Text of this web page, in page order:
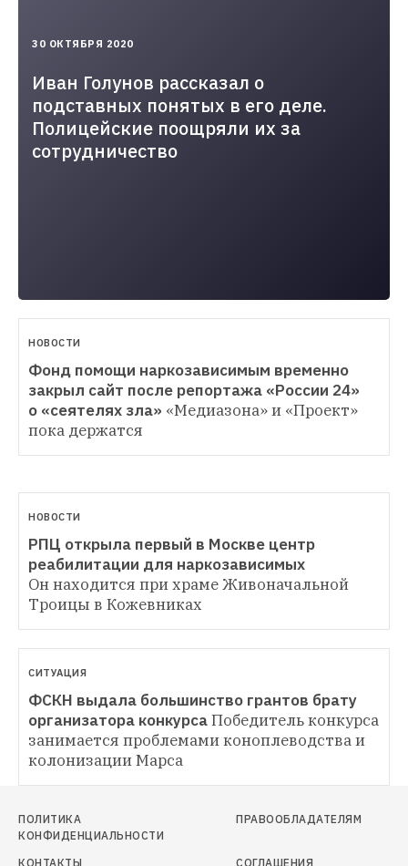
2020-
30T16:53:17.000+03:00
30 ОКТЯБРЯ 2020
Иван Голунов рассказал о
подставных понятых в его деле.
Полицейские поощряли их за
сотрудничество
НОВОСТИ
Фонд помощи наркозависимым временно
закрыл сайт после репортажа «России 24»
о «сеятелях зла» «Медиазона» и «Проект»
пока держатся
НОВОСТИ
РПЦ открыла первый в Москве центр
реабилитации для наркозависимых
Он находится при храме Живоначальной
Троицы в Кожевниках
СИТУАЦИЯ
ФСКН выдала большинство грантов брату
организатора конкурсаПобедитель конкурса
занимается проблемами коноплеводства и
колонизации Марса
ПОЛИТИКА
КОНФИДЕНЦИАЛЬНОСТИ
ПРАВООБЛАДАТЕЛЯМ
КОНТАКТЫ СОГЛАШЕНИЯ